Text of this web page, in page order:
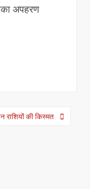
अपहरण
राशियों की किस्मत